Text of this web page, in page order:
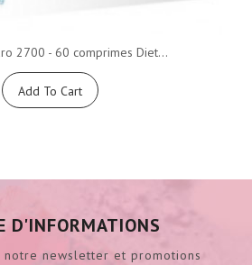
2700 - 60 comprimes Diet...
Add To Cart
D'INFORMATIONS
notre newsletter et promotions